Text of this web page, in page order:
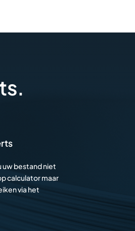
uw bestand niet
calculator maar
via het